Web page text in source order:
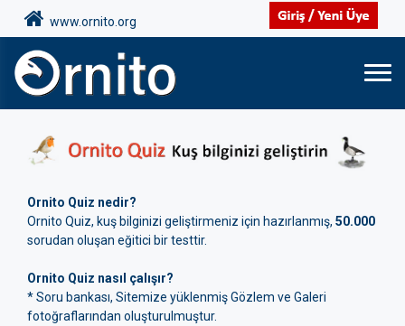
www.ornito.org
Ornito Quiz nedir?
Ornito Quiz, kuş bilginizi geliştirmeniz için hazırlanmış, 50.000
sorudan oluşan eğitici bir testtir.
Ornito Quiz nasıl çalışır?
* Soru bankası, Sitemize yüklenmiş Gözlem ve Galeri
fotoğraflarından oluşturulmuştur.